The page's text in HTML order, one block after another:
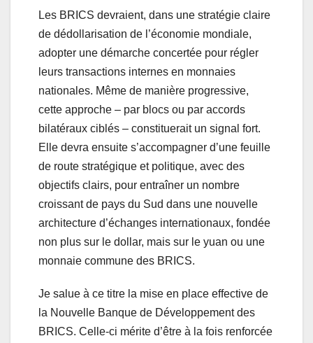
Les BRICS devraient, dans une stratégie claire
de dédollarisation de l’économie mondiale,
adopter une démarche concertée pour régler
leurs transactions internes en monnaies
nationales. Même de manière progressive,
cette approche – par blocs ou par accords
bilatéraux ciblés – constituerait un signal fort.
Elle devra ensuite s’accompagner d’une feuille
de route stratégique et politique, avec des
objectifs clairs, pour entraîner un nombre
croissant de pays du Sud dans une nouvelle
architecture d’échanges internationaux, fondée
non plus sur le dollar, mais sur le yuan ou une
monnaie commune des BRICS.
Je salue à ce titre la mise en place effective de
la Nouvelle Banque de Développement des
BRICS. Celle-ci mérite d’être à la fois renforcée